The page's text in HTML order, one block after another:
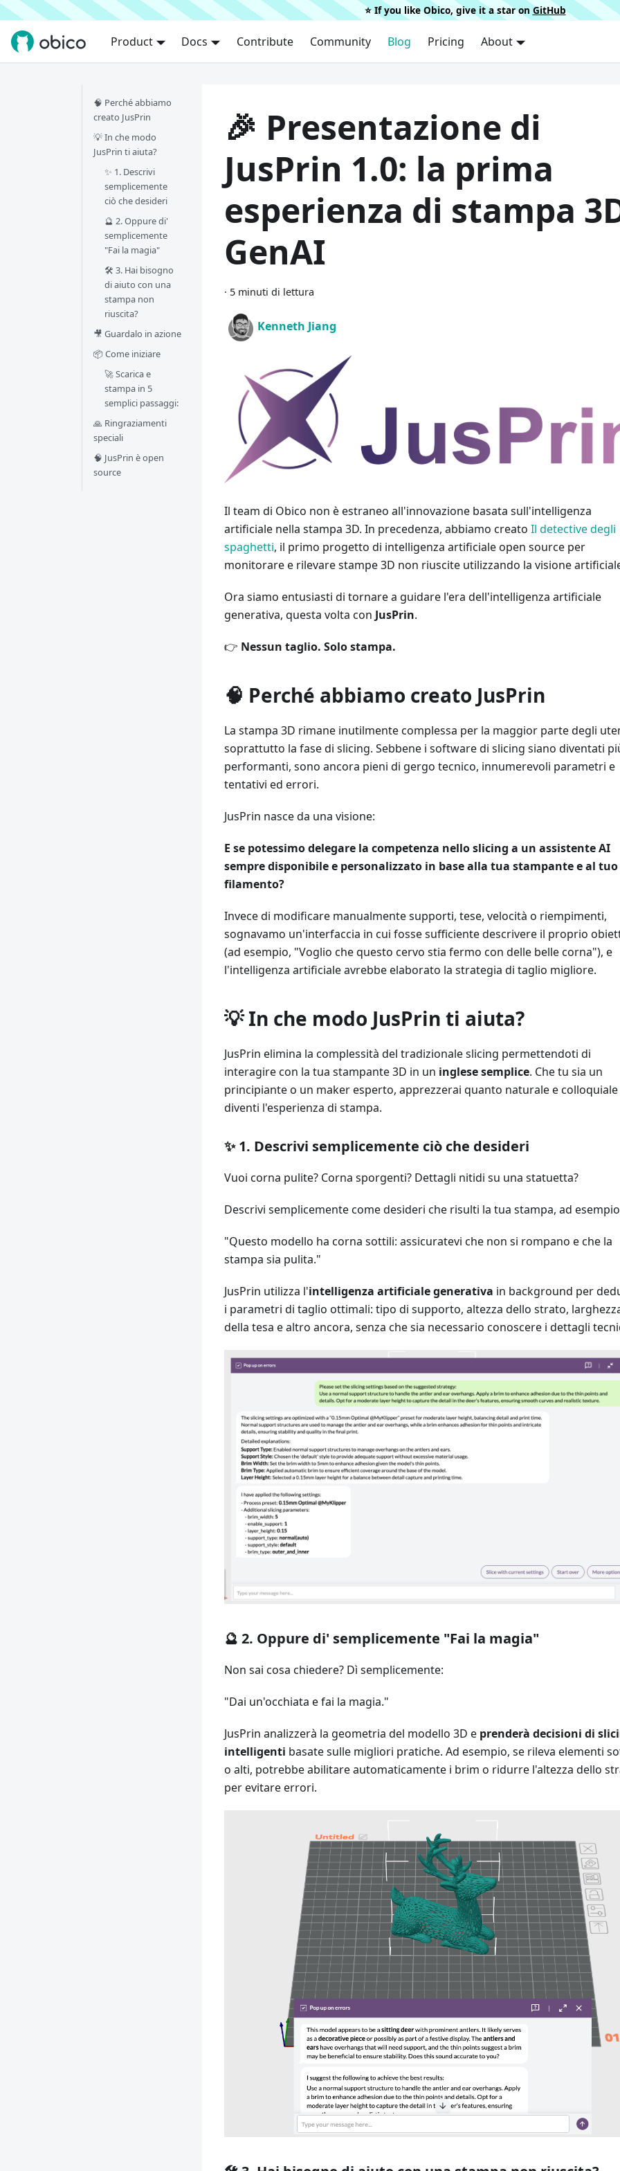
⭐️ If you like Obico, give it a star on GitHub
Product Docs Contribute Community Blog Pricing About
🧠 Perché abbiamo
creato JusPrin
💡 In che modo
JusPrin ti aiuta?
✨ 1. Descrivi
semplicemente
ciò che desideri
🔮 2. Oppure di'
semplicemente
"Fai la magia"
🛠️ 3. Hai bisogno
di aiuto con una
stampa non
riuscita?
🎥 Guardalo in azione
📦 Come iniziare
🚀 Scarica e
stampa in 5
semplici passaggi:
🙏 Ringraziamenti
speciali
🧠 JusPrin è open
source
🎉 Presentazione di
JusPrin 1.0: la prima
esperienza di stampa
GenAI
· 5 minuti di lettura
Kenneth Jiang
Il team di Obico non è estraneo all'innovazione basata sull'intelligenza
artificiale nella stampa 3D. In precedenza, abbiamo creato Il detective degli
spaghetti, il primo progetto di intelligenza artificiale open source per
monitorare e rilevare stampe 3D non riuscite utilizzando la visione
Ora siamo entusiasti di tornare a guidare l'era dell'intelligenza artificiale
generativa, questa volta con JusPrin.
👉 Nessun taglio. Solo stampa.
🧠 Perché abbiamo creato JusPrin
La stampa 3D rimane inutilmente complessa per la maggior parte degli
soprattutto la fase di slicing. Sebbene i software di slicing siano diventati
performanti, sono ancora pieni di gergo tecnico, innumerevoli parametri e
tentativi ed errori.
JusPrin nasce da una visione:
E se potessimo delegare la competenza nello slicing a un assistente AI
sempre disponibile e personalizzato in base alla tua stampante e al tuo
filamento?
Invece di modificare manualmente supporti, tese, velocità o riempimenti,
sognavamo un'interfaccia in cui fosse sufficiente descrivere il proprio
(ad esempio, "Voglio che questo cervo stia fermo con delle belle corna"), e
l'intelligenza artificiale avrebbe elaborato la strategia di taglio migliore.
💡 In che modo JusPrin ti aiuta?
JusPrin elimina la complessità del tradizionale slicing permettendoti di
interagire con la tua stampante 3D in un inglese semplice. Che tu sia un
principiante o un maker esperto, apprezzerai quanto naturale e colloquiale
diventi l'esperienza di stampa.
✨ 1. Descrivi semplicemente ciò che desideri
Vuoi corna pulite? Corna sporgenti? Dettagli nitidi su una statuetta?
Descrivi semplicemente come desideri che risulti la tua stampa, ad
"Questo modello ha corna sottili: assicuratevi che non si rompano e che la
stampa sia pulita."
JusPrin utilizza l'intelligenza artificiale generativa in background per
i parametri di taglio ottimali: tipo di supporto, altezza dello strato,
della tesa e altro ancora, senza che sia necessario conoscere i dettagli
🔮 2. Oppure di' semplicemente "Fai la magia"
Non sai cosa chiedere? Dì semplicemente:
"Dai un'occhiata e fai la magia."
JusPrin analizzerà la geometria del modello 3D e prenderà decisioni di
intelligenti basate sulle migliori pratiche. Ad esempio, se rileva elementi
o alti, potrebbe abilitare automaticamente i brim o ridurre l'altezza dello
per evitare errori.